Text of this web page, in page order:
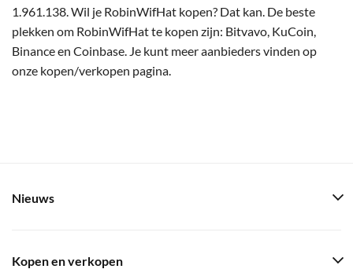
1.961.138. Wil je RobinWifHat kopen? Dat kan. De beste
plekken om RobinWifHat te kopen zijn: Bitvavo, KuCoin,
Binance en Coinbase. Je kunt meer aanbieders vinden op
onze kopen/verkopen pagina.
Nieuws
Kopen en verkopen